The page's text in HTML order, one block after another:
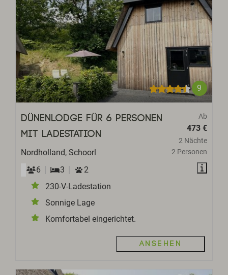
9
Ab
473 €
2 Nächte
2 Personen
Dünenlodge für 6 Personen
mit Ladestation
Nordholland, Schoorl
6
3
2
230-V-Ladestation
Sonnige Lage
Komfortabel eingerichtet.
Ansehen